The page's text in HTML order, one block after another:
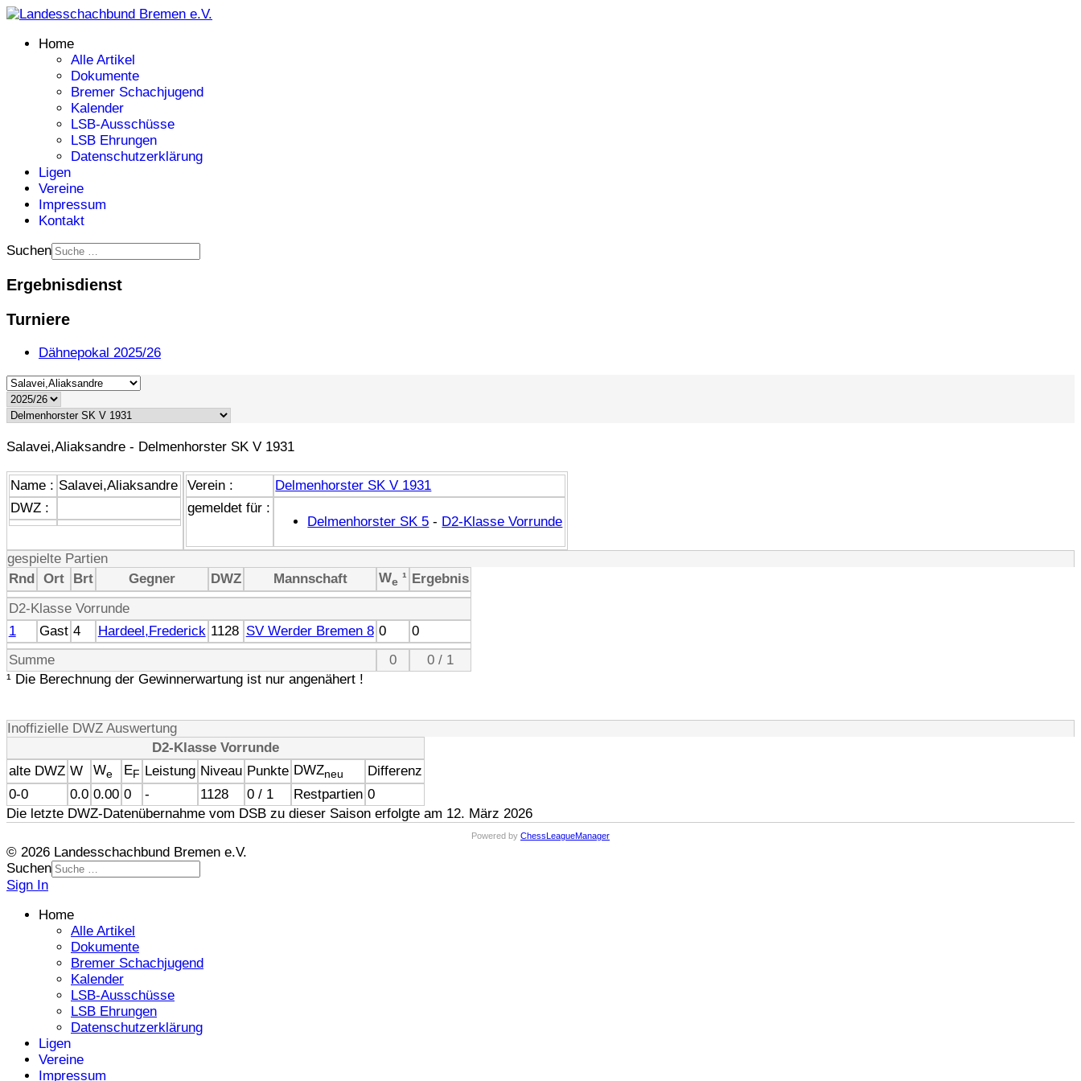
Home
Alle Artikel
Dokumente
Bremer Schachjugend
Kalender
LSB-Ausschüsse
LSB Ehrungen
Datenschutzerklärung
Ligen
Vereine
Impressum
Kontakt
Suchen
Ergebnisdienst
Turniere
Dähnepokal 2025/26
Salavei,Aliaksandre - Delmenhorster SK V 1931
Name : Salavei,Aliaksandre
DWZ :
Verein :
Delmenhorster SK V 1931
gemeldet für :
Delmenhorster SK 5 - D2-Klasse Vorrunde
gespielte Partien
Rnd Ort Brt Gegner DWZ Mannschaft We ¹ Ergebnis
D2-Klasse Vorrunde
1
Gast 4 Hardeel,Frederick 1128 SV Werder Bremen 8 0
0
Summe
0
0 / 1
¹ Die Berechnung der Gewinnerwartung ist nur angenähert !
Inoffizielle DWZ Auswertung
D2-Klasse Vorrunde
alte DWZ W We EF Leistung Niveau Punkte DWZneu
Differenz
0-0
0.0 0.00 0 - 1128 0 / 1 Restpartien 0
Die letzte DWZ-Datenübernahme vom DSB zu dieser Saison erfolgte am 12. März 2026
Powered by ChessLeagueManager
© 2026 Landesschachbund Bremen e.V.
Suchen
Sign In
Home
Alle Artikel
Dokumente
Bremer Schachjugend
Kalender
LSB-Ausschüsse
LSB Ehrungen
Datenschutzerklärung
Ligen
Vereine
Impressum